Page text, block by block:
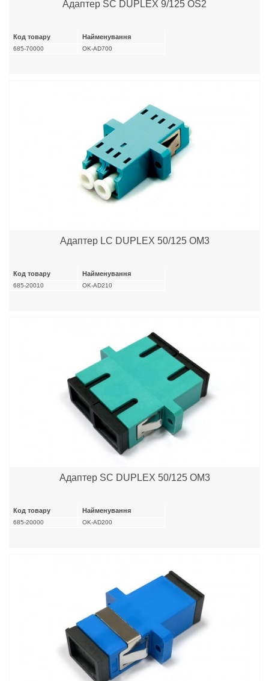
Адаптер SC DUPLEX 9/125 OS2
Код товару Найменування
685-70000 OK-AD700
Адаптер LC DUPLEX 50/125 OM3
Код товару Найменування
685-20010 OK-AD210
Адаптер SC DUPLEX 50/125 OM3
Код товару Найменування
685-20000 OK-AD200